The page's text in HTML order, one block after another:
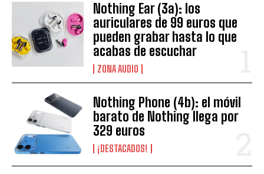
Nothing Ear (3a): los
auriculares de 99 euros que
pueden grabar hasta lo que
acabas de escuchar
ZONA AUDIO
Nothing Phone (4b): el móvil
barato de Nothing llega por
329 euros
¡DESTACADOS!